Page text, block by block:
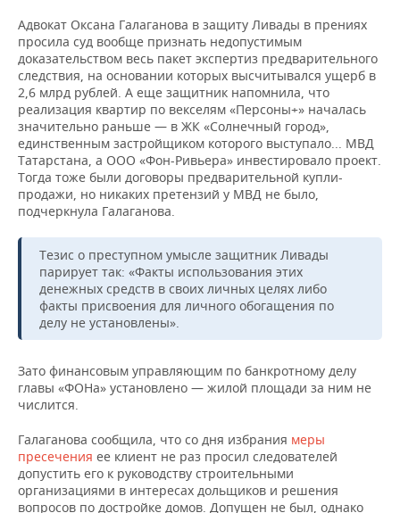
Адвокат Оксана Галаганова в защиту Ливады в прениях
просила суд вообще признать недопустимым
доказательством весь пакет экспертиз предварительного
следствия, на основании которых высчитывался ущерб в
2,6 млрд рублей. А еще защитник напомнила, что
реализация квартир по векселям «Персоны+» началась
значительно раньше — в ЖК «Солнечный город»,
единственным застройщиком которого выступало... МВД
Татарстана, а ООО «Фон-Ривьера» инвестировало проект.
Тогда тоже были договоры предварительной купли-
продажи, но никаких претензий у МВД не было,
подчеркнула Галаганова.
Тезис о преступном умысле защитник Ливады
парирует так: «Факты использования этих
денежных средств в своих личных целях либо
факты присвоения для личного обогащения по
делу не установлены».
Зато финансовым управляющим по банкротному делу
главы «ФОНа» установлено — жилой площади за ним не
числится.
Галаганова сообщила, что со дня избрания меры
пресечения ее клиент не раз просил следователей
допустить его к руководству строительными
организациями в интересах дольщиков и решения
вопросов по достройке домов. Допущен не был, однако